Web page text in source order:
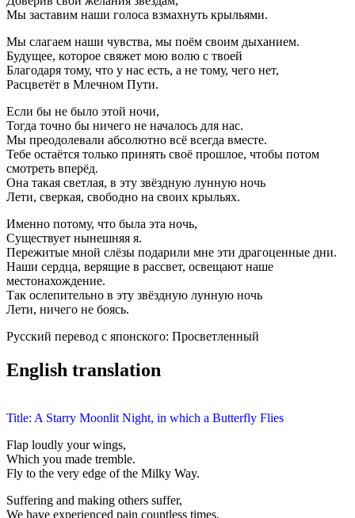
Мы заставим наши голоса взмахнуть крыльями.
Мы слагаем наши чувства, мы поём своим дыханием.
Будущее, которое свяжет мою волю с твоей
Благодаря тому, что у нас есть, а не тому, чего нет,
Расцветёт в Млечном Пути.
Если бы не было этой ночи,
Тогда точно бы ничего не началось для нас.
Мы преодолевали абсолютно всё всегда вместе.
Тебе остаётся только принять своё прошлое, чтобы потом
смотреть вперёд.
Она такая светлая, в эту звёздную лунную ночь
Лети, сверкая, свободно на своих крыльях.
Именно потому, что была эта ночь,
Существует нынешняя я.
Пережитые мной слёзы подарили мне эти драгоценные дни.
Наши сердца, верящие в рассвет, освещают наше
местонахождение.
Так ослепительно в эту звёздную лунную ночь
Лети, ничего не боясь.
Русский перевод с японского: Просветленный
English translation
Title: A Starry Moonlit Night, in which a Butterfly Flies
Flap loudly your wings,
Which you made tremble.
Fly to the very edge of the Milky Way.
Suffering and making others suffer,
We have experienced pain countless times.